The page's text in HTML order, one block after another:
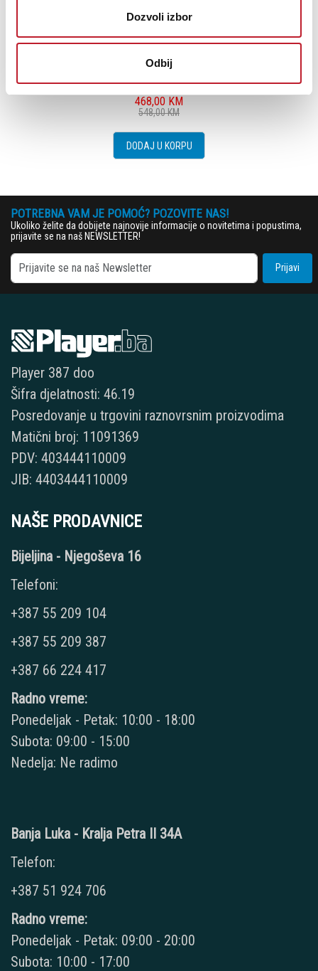
Dozvoli izbor
Odbij
468,00 KM
548,00KM
DODAJ U KORPU
POTREBNA VAM JE POMOĆ? POZOVITE NAS!
Ukoliko želite da dobijete najnovije informacije o novitetima i popustima,
prijavite se na naš NEWSLETTER!
Prijavi
Player 387 doo
Šifra djelatnosti: 46.19
Posredovanje u trgovini raznovrsnim proizvodima
Matični broj: 11091369
PDV: 403444110009
JIB: 4403444110009
NAŠE PRODAVNICE
Bijeljina - Njegoševa 16
Telefoni:
+387 55 209 104
+387 55 209 387
+387 66 224 417
Radno vreme:
Ponedeljak - Petak: 10:00 - 18:00
Subota: 09:00 - 15:00
Nedelja: Ne radimo
Banja Luka - Kralja Petra II 34A
Telefon:
+387 51 924 706
Radno vreme:
Ponedeljak - Petak: 09:00 - 20:00
Subota: 10:00 - 17:00